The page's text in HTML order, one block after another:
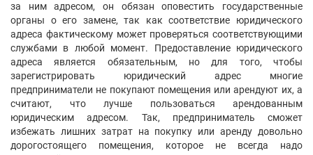
за ним адресом, он обязан оповестить государственные
органы о его замене, так как соответствие юридического
адреса фактическому может проверяться соответствующими
службами в любой момент. Предоставление юридического
адреса является обязательным, но для того, чтобы
зарегистрировать юридический адрес многие
предприниматели не покупают помещения или арендуют их, а
считают, что лучше пользоваться арендованным
юридическим адресом. Так, предприниматель сможет
избежать лишних затрат на покупку или аренду довольно
дорогостоящего помещения, которое не всегда надо